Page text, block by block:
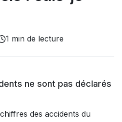
1 min de lecture
ne sont pas déclarés
des accidents du